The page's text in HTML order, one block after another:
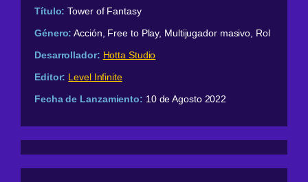
Título: Tower of Fantasy
Género: Acción, Free to Play, Multijugador masivo, Rol
Desarrollador: Hotta Studio
Editor: LevelInfinite
Fecha de Lanzamiento: 10 de Agosto 2022